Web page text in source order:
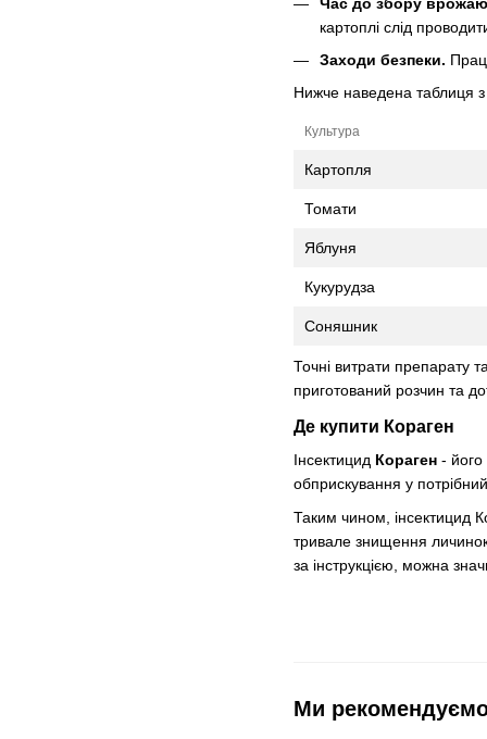
картоплі слід
Заходи безпеки.
Нижче наведена таблиця
Культура
Картопля
Томати
Яблуня
Кукурудза
Соняшник
Точні витрати препарату
приготований розчин та
Де купити Кораген
Інсектицид Кораген -
обприскування у
Таким чином, інсектицид
тривале знищення
за інструкцією, можна
Ми